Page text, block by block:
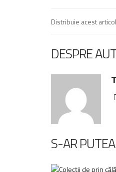
Distribuie acest
DESPRE
S-AR